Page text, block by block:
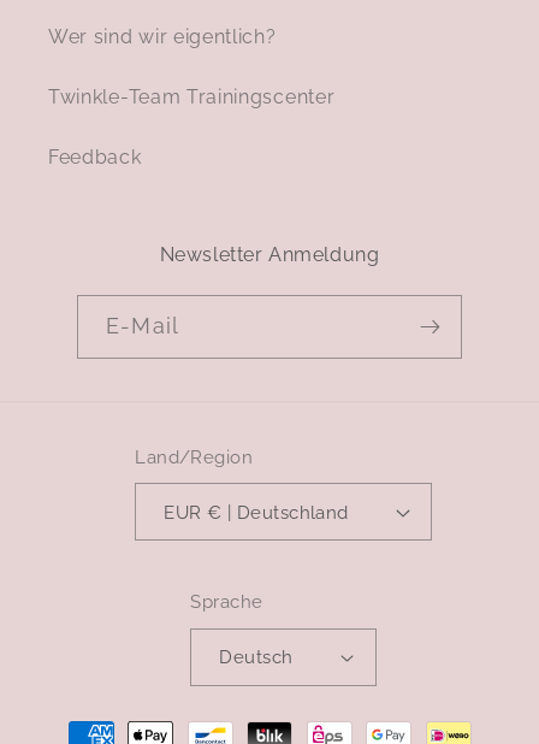
Wer sind wir eigentlich?
Twinkle-Team Trainingscenter
Feedback
Newsletter Anmeldung
E-Mail
Land/Region
EUR € | Deutschland
Sprache
Deutsch
Zahlungsmethoden